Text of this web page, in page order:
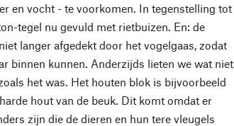
en vocht - te voorkomen. In tegenstelling tot
tegel nu gevuld met rietbuizen. En: de
langer afgedekt door het vogelgaas, zodat
binnen kunnen. Anderzijds lieten we wat niet
het was. Het houten blok is bijvoorbeeld
hout van de beuk. Dit komt omdat er
zijn die de dieren en hun tere vleugels